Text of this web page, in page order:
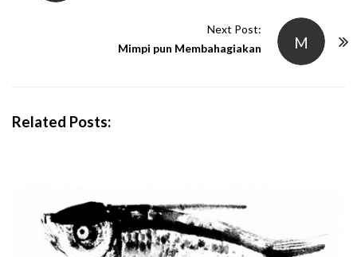
M
Next Post:
Mimpi pun Membahagiakan
Related Posts: